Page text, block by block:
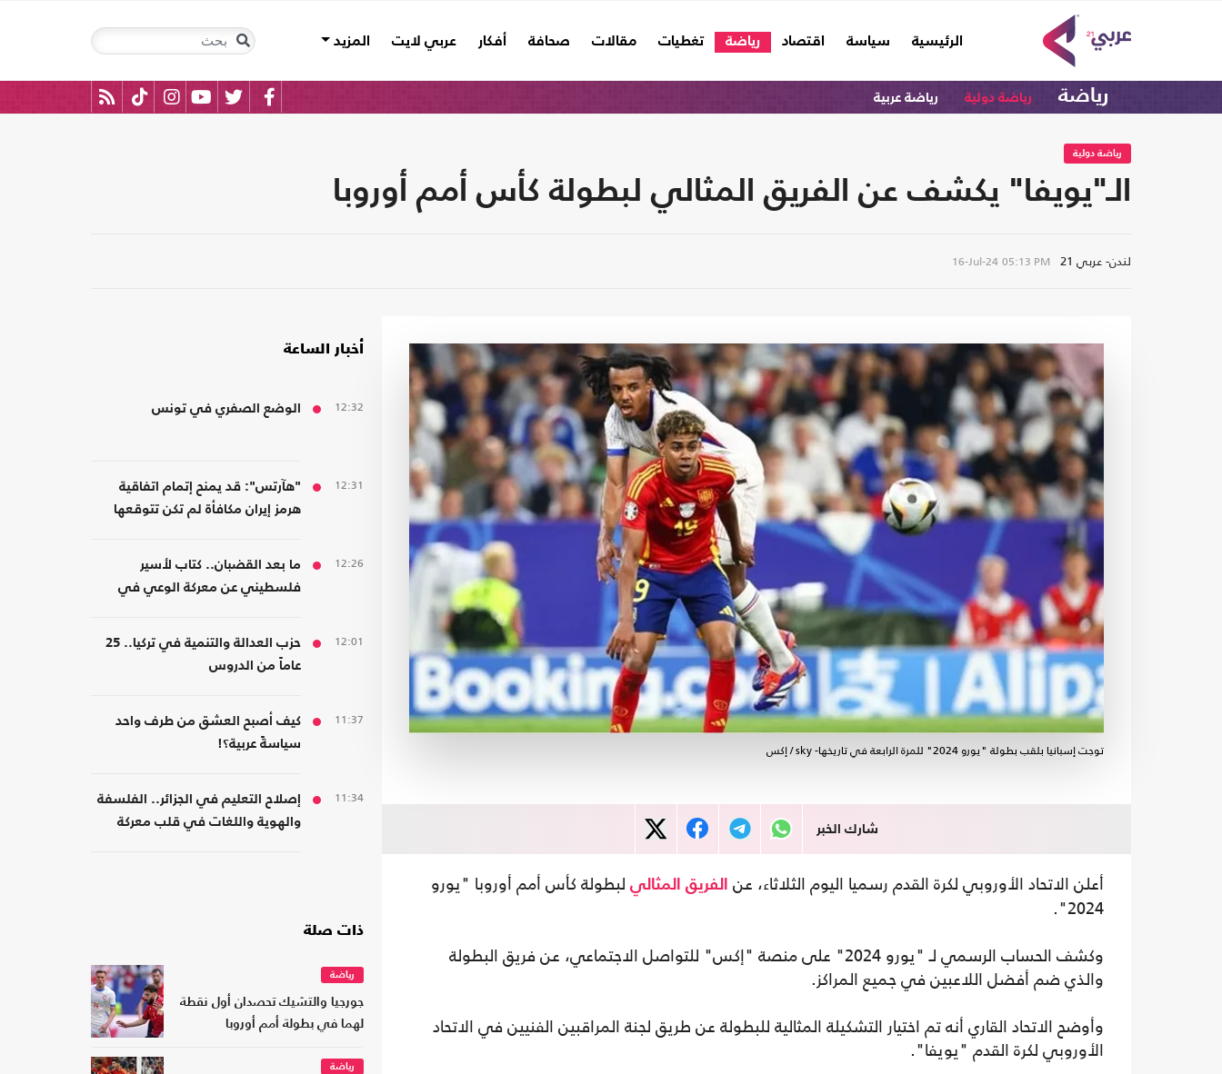
الرئيسية
(current) سياسة اقتصاد رياضة تغطيات مقالات صحافة أفكار عربي لايت المزيد
رياضة رياضة دولية رياضة عربية
رياضة دولية
الـ"يويفا" يكشف عن الفريق المثالي لبطولة كأس أمم أوروبا
لندن- عربي 21 16-Jul-24 05:13 PM
توجت إسبانيا بلقب بطولة "يورو 2024" للمرة الرابعة في تاريخها- sky / إكس
شارك الخبر
أعلن الاتحاد الأوروبي لكرة القدم رسميا اليوم الثلاثاء، عن الفريق المثالي لبطولة كأس أمم أوروبا "يورو
2024".
وكشف الحساب الرسمي لـ "يورو 2024" على منصة "إكس" للتواصل الاجتماعي، عن فريق البطولة
والذي ضم أفضل اللاعبين في جميع المراكز.
وأوضح الاتحاد القاري أنه تم اختيار التشكيلة المثالية للبطولة عن طريق لجنة المراقبين الفنيين في الاتحاد
الأوروبي لكرة القدم "يويفا".
أخبار الساعة
12:32 الوضع الصفري في تونس
12:31
"هآرتس": قد يمنح إتمام اتفاقية
هرمز إيران مكافأة لم تكن تتوقعها
12:26
ما بعد القضبان.. كتاب لأسير
فلسطيني عن معركة الوعي في
12:01
حزب العدالة والتنمية في تركيا.. 25
عاماً من الدروس
11:37
كيف أصبح العشق من طرف واحد
سياسةً عربية؟!
11:34
إصلاح التعليم في الجزائر.. الفلسفة
والهوية واللغات في قلب معركة
ذات صلة
رياضة
جورجيا والتشيك تحصدان أول نقطة
لهما في بطولة أمم أوروبا
رياضة